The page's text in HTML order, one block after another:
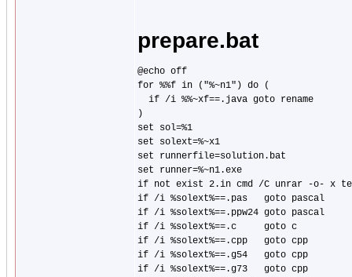
prepare.bat
@echo off
for %%f in ("%~n1") do (
  if /i %%~xf==.java goto rename
)
set sol=%1
set solext=%~x1
set runnerfile=solution.bat
set runner=%~n1.exe
if not exist 2.in cmd /C unrar -o- x
if /i %solext%==.pas   goto pascal
if /i %solext%==.ppw24 goto pascal
if /i %solext%==.c     goto c
if /i %solext%==.cpp   goto cpp
if /i %solext%==.g54   goto cpp
if /i %solext%==.g73   goto cpp